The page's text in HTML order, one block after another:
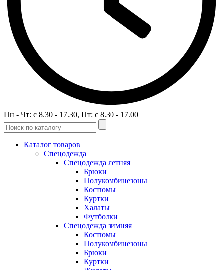
Пн - Чт: c 8.30 - 17.30, Пт: c 8.30 - 17.00
Каталог товаров
Спецодежда
Спецодежда летняя
Брюки
Полукомбинезоны
Костюмы
Куртки
Халаты
Футболки
Спецодежда зимняя
Костюмы
Полукомбинезоны
Брюки
Куртки